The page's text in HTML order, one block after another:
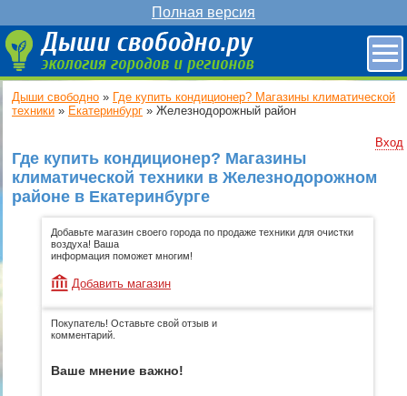
Полная версия
Дыши свободно » Где купить кондиционер? Магазины климатической
техники » Екатеринбург » Железнодорожный район
Вход
Где купить кондиционер? Магазины
климатической техники в Железнодорожном
районе в Екатеринбурге
Добавьте магазин своего города по продаже техники для очистки
воздуха! Ваша
информация поможет многим!
Добавить магазин
Покупатель! Оставьте свой отзыв и
комментарий.
Ваше мнение важно!